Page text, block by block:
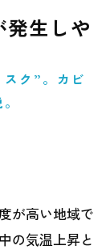
発生しや
ク”。カビ
が高い地域で
の気温上昇と